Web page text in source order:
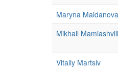
Maryna Maidanova
Mikhail Mamiashvili
Vitaliy Martsiv